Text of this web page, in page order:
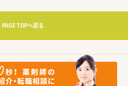
PAGE TOPへ戻る